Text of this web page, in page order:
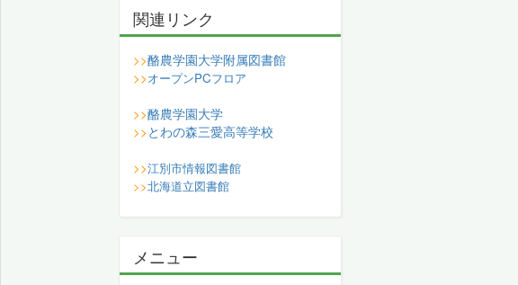
関連リンク
>>酪農学園大学附属図書館
>>オープンPCフロア
>>酪農学園大学
>> とわの森三愛高等学校
>>江別市情報図書館
>>北海道立図書館
メニュー